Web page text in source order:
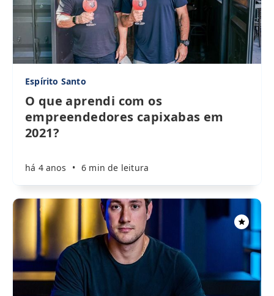
Espírito Santo
O que aprendi com os
empreendedores capixabas em
2021?
há 4 anos • 6 min de leitura